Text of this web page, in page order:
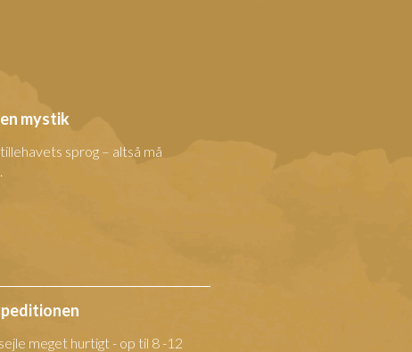
mystik
sprog – altså må
meget hurtigt - op til 8 -12